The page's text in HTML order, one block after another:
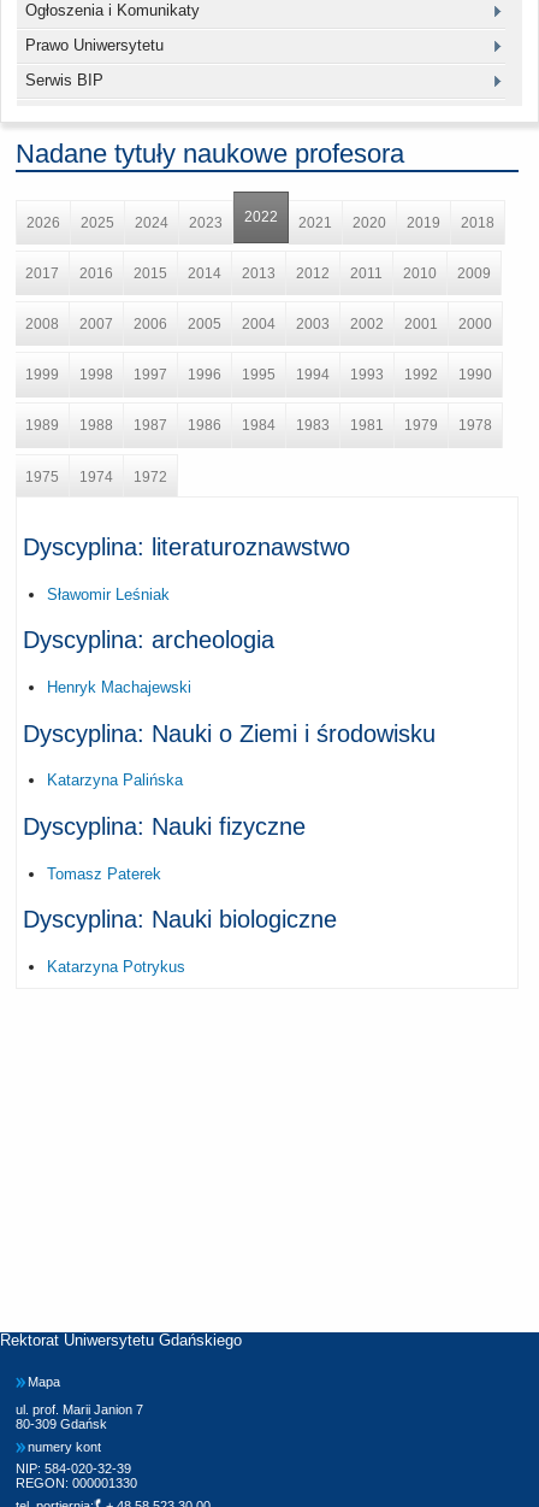
Ogłoszenia i Komunikaty
Prawo Uniwersytetu
Serwis BIP
Nadane tytuły naukowe profesora
2026 2025 2024 2023 2022 2021 2020 2019 2018
2017 2016 2015 2014 2013 2012 2011 2010 2009
2008 2007 2006 2005 2004 2003 2002 2001 2000
1999 1998 1997 1996 1995 1994 1993 1992 1990
1989 1988 1987 1986 1984 1983 1981 1979 1978
1975 1974 1972
Dyscyplina: literaturoznawstwo
Sławomir Leśniak
Dyscyplina: archeologia
Henryk Machajewski
Dyscyplina: Nauki o Ziemi i środowisku
Katarzyna Palińska
Dyscyplina: Nauki fizyczne
Tomasz Paterek
Dyscyplina: Nauki biologiczne
Katarzyna Potrykus
Rektorat Uniwersytetu Gdańskiego
Mapa
ul. prof. Marii Janion 7
80-309 Gdańsk
numery kont
NIP: 584-020-32-39
REGON: 000001330